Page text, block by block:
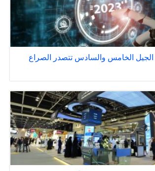
الخامس والسادس تتصدر الصراع